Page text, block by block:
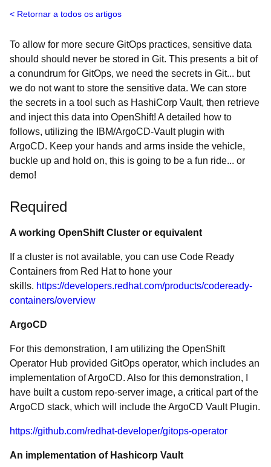
Retornar a todos os artigos
To allow for more secure GitOps practices, sensitive data
should should never be stored in Git. This presents a bit of
a conundrum for GitOps, we need the secrets in Git... but
we do not want to store the sensitive data. We can store
the secrets in a tool such as HashiCorp Vault, then retrieve
and inject this data into OpenShift! A detailed how to
follows, utilizing the IBM/ArgoCD-Vault plugin with
ArgoCD. Keep your hands and arms inside the vehicle,
buckle up and hold on, this is going to be a fun ride... or
demo!
Required
A working OpenShift Cluster or equivalent
If a cluster is not available, you can use Code Ready
Containers from Red Hat to hone your
skills. https://developers.redhat.com/products/codeready-
containers/overview
ArgoCD
For this demonstration, I am utilizing the OpenShift
Operator Hub provided GitOps operator, which includes an
implementation of ArgoCD. Also for this demonstration, I
have built a custom repo-server image, a critical part of the
ArgoCD stack, which will include the ArgoCD Vault Plugin.
https://github.com/redhat-developer/gitops-operator
An implementation of Hashicorp Vault